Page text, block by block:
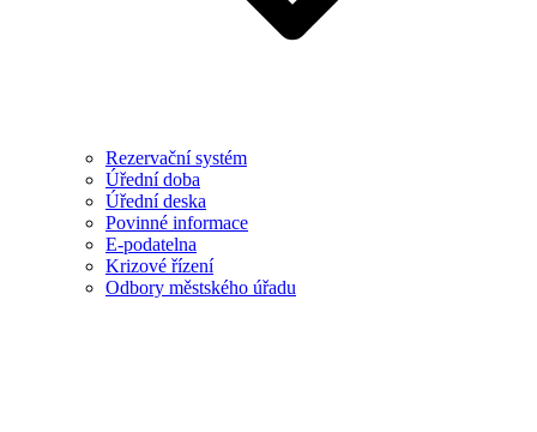
Rezervační systém
Úřední doba
Úřední deska
Povinné informace
E-podatelna
Krizové řízení
Odbory městského úřadu